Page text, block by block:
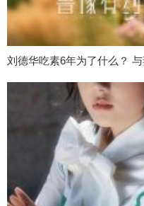
刘德华吃素6年为了什么？